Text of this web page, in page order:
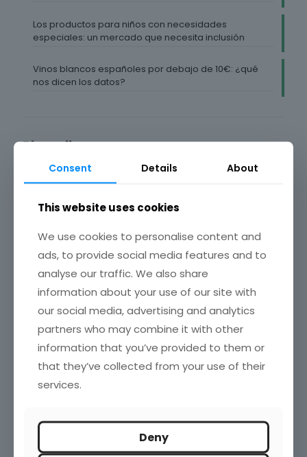
Los productos para niños con necesidades
especiales: un mercado que necesita inclusión
Vinos blancos españoles por debajo de 10€: ¿qué
nos dicen los datos?
Blogroll
Investigación de Mercados en España
Marketing directo
Marketing XXI
Robert Kozinets
TechCrunch
Enlaces de interés
ESOMAR
IAB – Spain
inteco.es
mkt – España
TED.com
Categorías
Consent Details About
This website uses cookies
We use cookies to personalise content and
ads, to provide social media features and to
analyse our traffic. We also share
information about your use of our site with
our social media, advertising and analytics
partners who may combine it with other
information that you’ve provided to them or
that they’ve collected from your use of their
services.
Deny